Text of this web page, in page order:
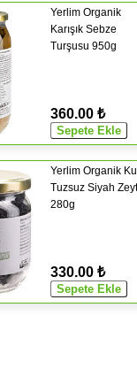
Yerlim Organik
Karışık Sebze
Turşusu 950g
360.00 ₺
Yerlim Organik
Tuzsuz Siyah
280g
330.00 ₺